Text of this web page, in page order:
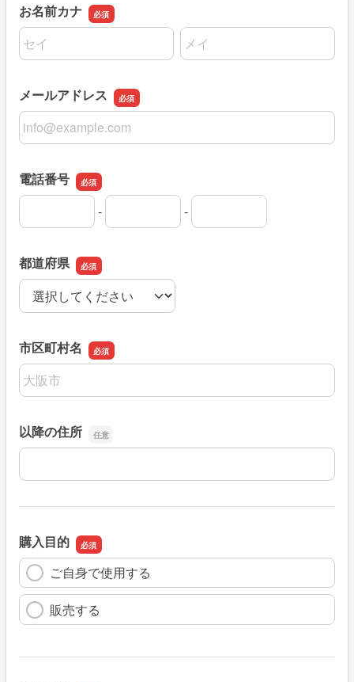
お名前カナ
名前の姓
名前の名
メールアドレス
メールアドレス
電話番号
電話番号の市外局番
-
電話番号の市内局番 -
電話番号の加入者番号
都道府県
都道府県
市区町村名
市区町村名
以降の住所
以降の住所
購入目的
ご自身で使用する
販売する